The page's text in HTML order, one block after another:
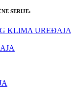
SERIJE:
KLIMA UREĐAJA